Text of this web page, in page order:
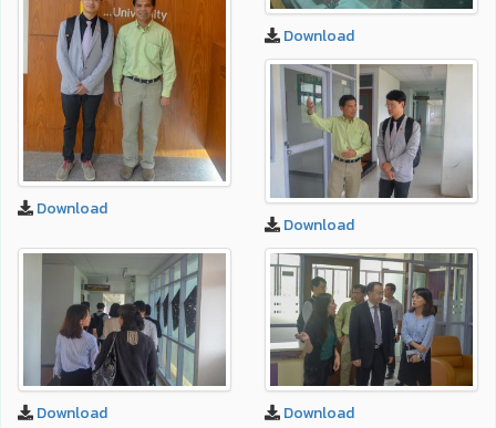
Download
Download
Download
Download Download